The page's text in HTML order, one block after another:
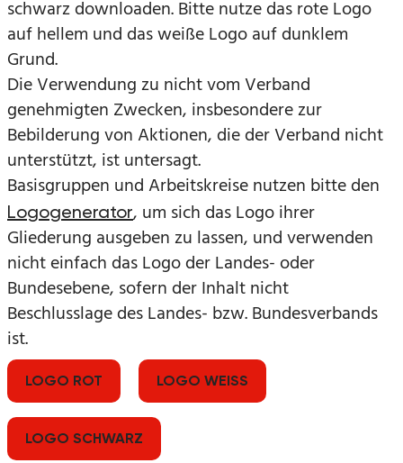
schwarz downloaden. Bitte nutze das rote Logo
auf hellem und das weiße Logo auf dunklem
Grund.
Die Verwendung zu nicht vom Verband
genehmigten Zwecken, insbesondere zur
Bebilderung von Aktionen, die der Verband nicht
unterstützt, ist untersagt.
Basisgruppen und Arbeitskreise nutzen bitte den
Logogenerator, um sich das Logo ihrer
Gliederung ausgeben zu lassen, und verwenden
nicht einfach das Logo der Landes- oder
Bundesebene, sofern der Inhalt nicht
Beschlusslage des Landes- bzw. Bundesverbands
ist.
LOGO ROT LOGO WEISS
LOGO SCHWARZ